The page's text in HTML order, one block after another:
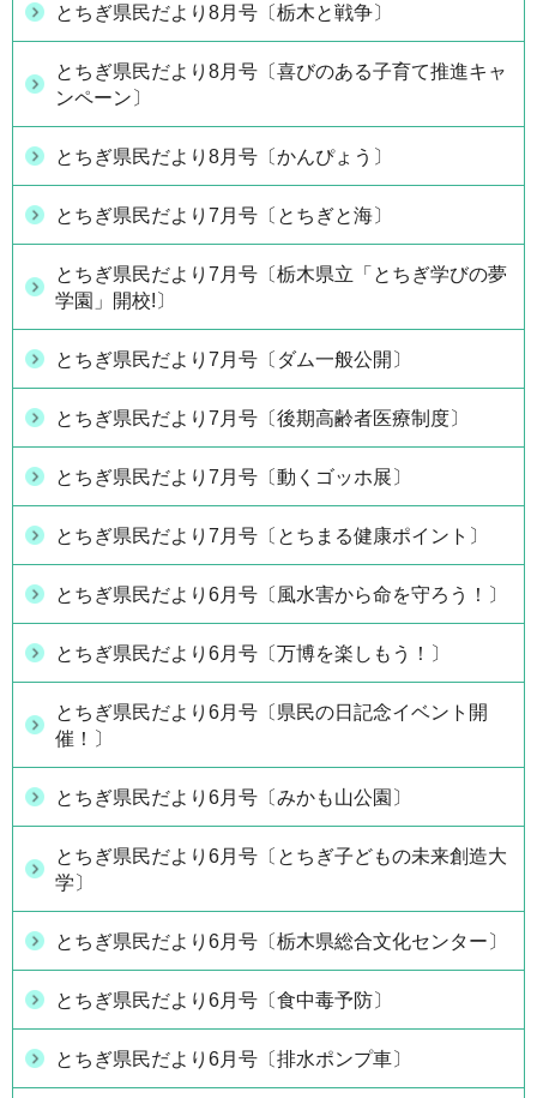
とちぎ県民だより8月号〔栃木と戦争〕
とちぎ県民だより8月号〔喜びのある子育て推進キャ
ンペーン〕
とちぎ県民だより8月号〔かんぴょう〕
とちぎ県民だより7月号〔とちぎと海〕
とちぎ県民だより7月号〔栃木県立「とちぎ学びの夢
学園」開校!〕
とちぎ県民だより7月号〔ダム一般公開〕
とちぎ県民だより7月号〔後期高齢者医療制度〕
とちぎ県民だより7月号〔動くゴッホ展〕
とちぎ県民だより7月号〔とちまる健康ポイント〕
とちぎ県民だより6月号〔風水害から命を守ろう！〕
とちぎ県民だより6月号〔万博を楽しもう！〕
とちぎ県民だより6月号〔県民の日記念イベント開
催！〕
とちぎ県民だより6月号〔みかも山公園〕
とちぎ県民だより6月号〔とちぎ子どもの未来創造大
学〕
とちぎ県民だより6月号〔栃木県総合文化センター〕
とちぎ県民だより6月号〔食中毒予防〕
とちぎ県民だより6月号〔排水ポンプ車〕